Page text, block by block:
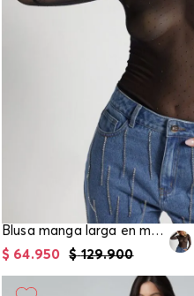
Blusa manga larga en mesh para mujer
$ 129.900
$ 64.950